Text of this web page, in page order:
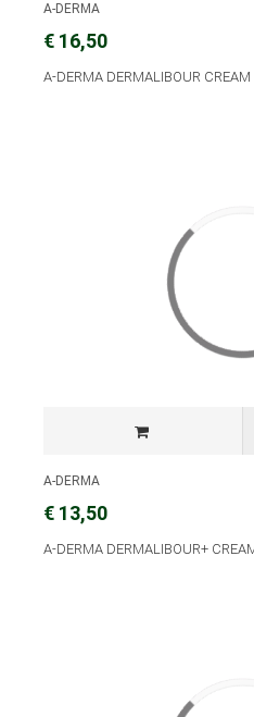
A-DERMA
€ 16,50
A-DERMA DERMALIBOUR CREAM
A-DERMA
€ 13,50
A-DERMA DERMALIBOUR+